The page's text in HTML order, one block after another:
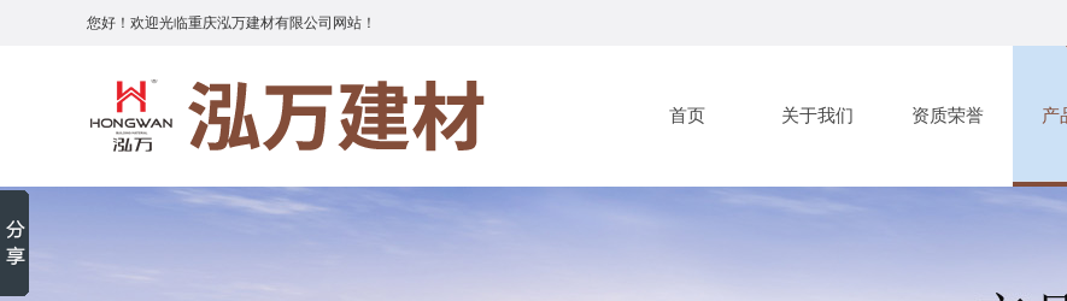
您好！欢迎光临重庆泓万建材有限公司网站！
首页 关于我们 资质荣誉 产